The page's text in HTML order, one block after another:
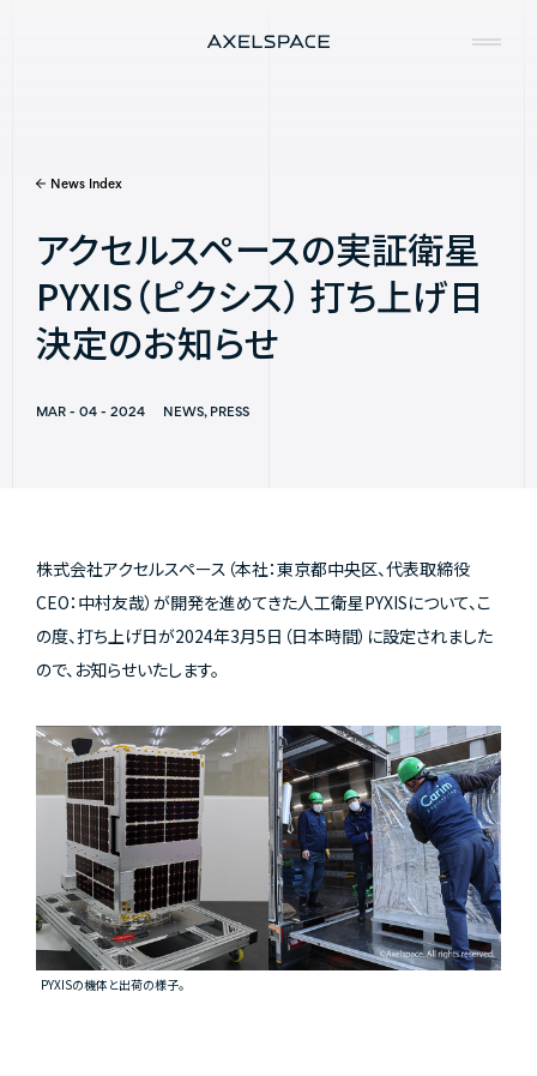
News Index
アクセルスペースの実証衛星
PYXIS（ピクシス） 打ち上げ日
決定のお知らせ
MAR - 04 - 2024 NEWS, PRESS
株式会社アクセルスペース（本社：東京都中央区、代表取締役
CEO：中村友哉）が開発を進めてきた人工衛星PYXISについて、こ
の度、打ち上げ日が2024年3月5日（日本時間）に設定されました
ので、お知らせいたします。
PYXISの機体と出荷の様子。
News
Services